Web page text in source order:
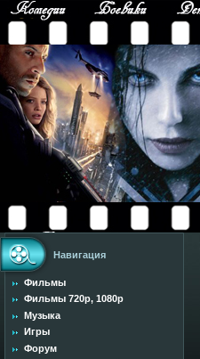
Навигация
Фильмы
Фильмы 720p, 1080p
Музыка
Игры
Форум